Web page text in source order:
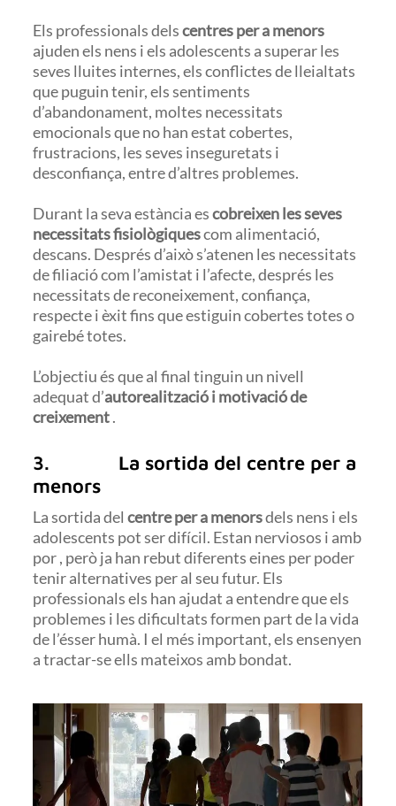
Els professionals delscentres per a menors
ajuden els nens i els adolescents a superar les
seves lluites internes, els conflictes de lleialtats
que puguin tenir, els sentiments
d’abandonament, moltes necessitats
emocionals que no han estat cobertes,
frustracions, les seves inseguretats i
desconfiança, entre d’altres problemes.
Durant la seva estància escobreixen les seves
necessitats fisiològiquescom alimentació,
descans. Després d’això s’atenen les necessitats
de filiació com l’amistat i l’afecte, després les
necessitats de reconeixement, confiança,
respecte i èxit fins que estiguin cobertes totes o
gairebé totes.
L’objectiu és que al final tinguin un nivell
adequat d’autorealització i motivació de
creixement.
3. La sortida del centre per a
menors
La sortida delcentre per a menorsdels nens i els
adolescents pot ser difícil. Estan nerviosos i amb
por , però ja han rebut diferents eines per poder
tenir alternatives per al seu futur. Els
professionals els han ajudat a entendre que els
problemes i les dificultats formen part de la vida
de l’ésser humà. I el més important, els ensenyen
a tractar-se ells mateixos amb bondat.